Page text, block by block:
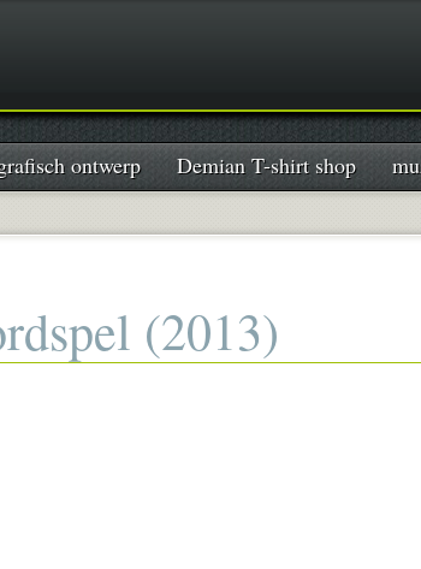
ontwerp Demian T-shirt shop
(2013)